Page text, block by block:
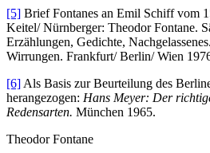
[5] Brief Fontanes an Emil Schiff vom
Keitel/ Nürnberger: Theodor Fontane.
Erzählungen, Gedichte,
Wirrungen. Frankfurt/ Berlin/ Wien
[6]Als Basis zur Beurteilung des
herangezogen: Hans Meyer: Der
Redensarten. München 1965.
Theodor Fontane